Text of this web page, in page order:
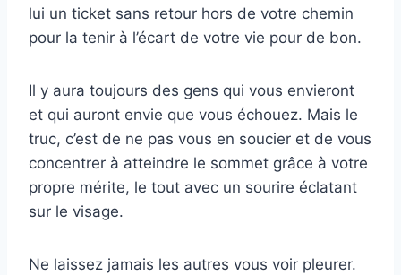
lui un ticket sans retour hors de votre chemin
pour la tenir à l’écart de votre vie pour de bon.
Il y aura toujours des gens qui vous envieront
et qui auront envie que vous échouez. Mais le
truc, c’est de ne pas vous en soucier et de vous
concentrer à atteindre le sommet grâce à votre
propre mérite, le tout avec un sourire éclatant
sur le visage.
Ne laissez jamais les autres vous voir pleurer.